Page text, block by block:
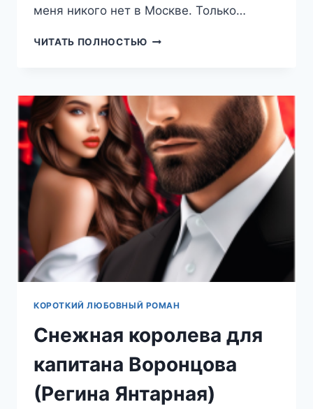
меня никого нет в Москве. Только…
ЧИТАТЬ ПОЛНОСТЬЮ ТРОЙНЯШКИ
(РЕГИНА
ЯНТАРНАЯ)
КОРОТКИЙ ЛЮБОВНЫЙ РОМАН
Снежная королева для
капитана Воронцова
(Регина Янтарная)